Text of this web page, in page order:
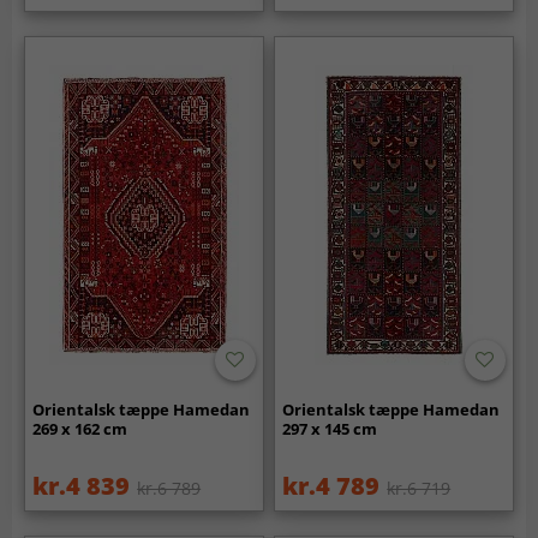
Orientalsk tæppe Hamedan
269 x 162 cm
kr.4 839 kr.6 789
Orientalsk tæppe Hamedan
297 x 145 cm
kr.4 789 kr.6 719